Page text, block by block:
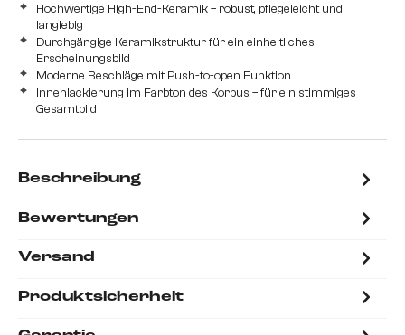
Hochwertige High-End-Keramik – robust, pflegeleicht und
langlebig
Durchgängige Keramikstruktur für ein einheitliches
Erscheinungsbild
Moderne Beschläge mit Push-to-open Funktion
Innenlackierung im Farbton des Korpus – für ein stimmiges
Gesamtbild
Beschreibung
Bewertungen
Versand
Produktsicherheit